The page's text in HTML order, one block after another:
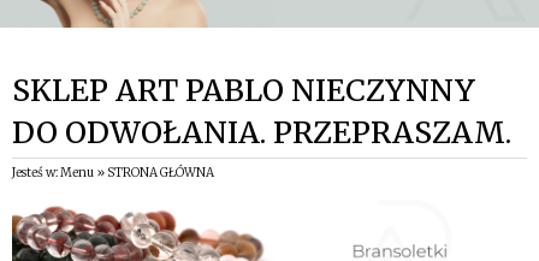
SKLEP ART PABLO NIECZYNNY
DO ODWOŁANIA. PRZEPRASZAM.
Jesteś w: Menu » STRONA GŁÓWNA